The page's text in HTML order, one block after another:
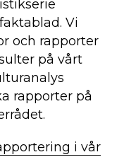
Vi
och rapporter
på vårt
rapporter på
i vår